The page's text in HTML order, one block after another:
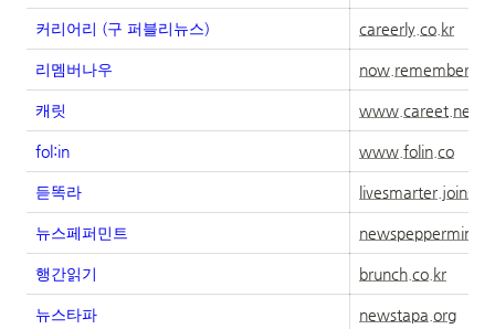
커리어리 (구 퍼블리뉴스) careerly.co.kr
리멤버나우
캐릿 www.careet.net
fol:in www.folin.co
듣똑라
뉴스페퍼민트
행간읽기 brunch.co.kr
뉴스타파 newstapa.org